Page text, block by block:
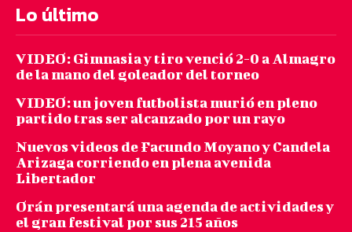
Lo último
VIDEO: Gimnasia y tiro venció 2-0 a Almagro
de la mano del goleador del torneo
VIDEO: un joven futbolista murió en pleno
partido tras ser alcanzado por un rayo
Nuevos videos de Facundo Moyano y Candela
Arizaga corriendo en plena avenida
Libertador
Orán presentará una agenda de actividades y
el gran festival por sus 215 años